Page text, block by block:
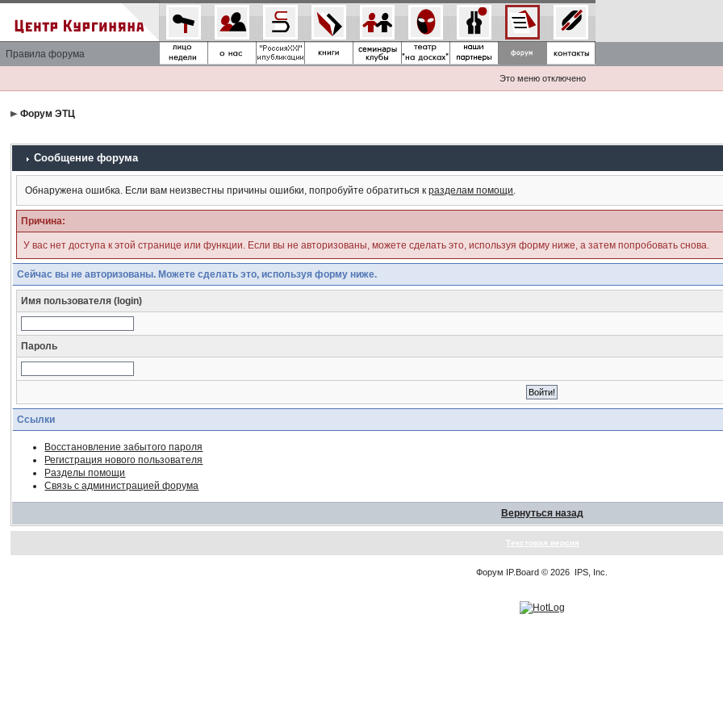
Правила форума
Это меню отключено
Форум ЭТЦ
Сообщение форума
Обнаружена ошибка. Если вам неизвестны причины ошибки, попробуйте обратиться кразделам помощи.
Причина:
У вас нет доступа к этой странице или функции. Если вы не авторизованы, можете сделать это, используя форму ниже, а затем попробовать снова.
Сейчас вы не авторизованы. Можете сделать это, используя форму ниже.
Имя пользователя (login)
Пароль
Ссылки
Восстановление забытого пароля
Регистрация нового пользователя
Разделы помощи
Связь с администрацией форума
Вернуться назад
Текстовая версия
Форум IP.Board © 2026 IPS, Inc